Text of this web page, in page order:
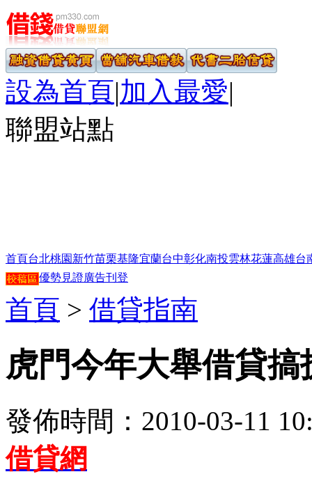
設為首頁|加入最愛|
聯盟站點
首頁台北桃園 新竹苗栗基隆宜蘭台中彰化南投雲林花蓮高雄台
優勢見證廣告刊登
首頁 > 借貸指南
虎門今年大舉借貸搞
發佈時間：2010-03-11
借貸網